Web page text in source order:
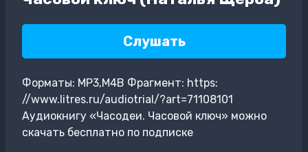
Слушать
Форматы: MP3,M4B Фрагмент: https:
//www.litres.ru/audiotrial/?art=71108101
Аудиокнигу «Часодеи. Часовой ключ» можно
скачать бесплатно по подписке